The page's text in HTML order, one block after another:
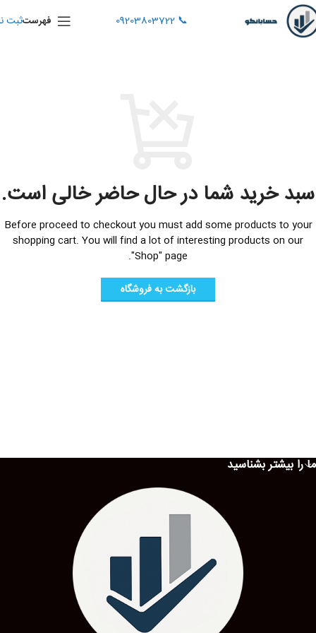
📞 09203803722 فهرستثبت
سبد خرید شما در حال حاضر خالی است.
Before proceed to checkout you must add some products to your
shopping cart. You will find a lot of interesting products on our
"Shop" page.
بازگشت به فروشگاه
ما را بیشتر بشناسید